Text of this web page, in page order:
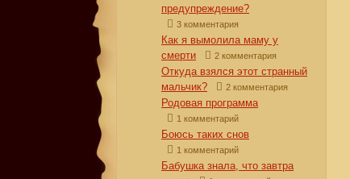
предупреждение?
3 комментария
Как я вымолила маму у
смерти
2 комментария
Откуда взялся этот странный
мальчик?
2 комментария
Родовая программа
1 комментарий
Боюсь таких снов
1 комментарий
Бабушка знала, что завтра